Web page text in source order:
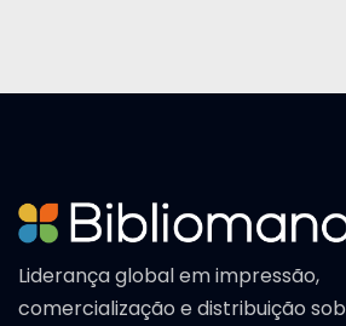
Liderança global em impressão,
comercialização e distribuição sob